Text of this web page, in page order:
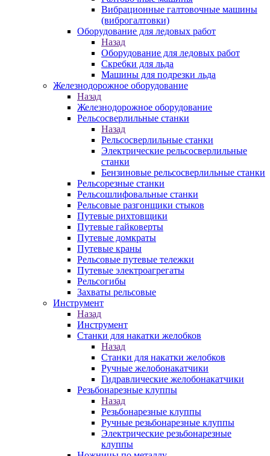
Вибрационные галтовочные машины
(виброгалтовки)
Оборудование для ледовых работ
Назад
Оборудование для ледовых работ
Скребки для льда
Машины для подрезки льда
Железнодорожное оборудование
Назад
Железнодорожное оборудование
Рельсосверлильные станки
Назад
Рельсосверлильные станки
Электрические рельсосверлильные
станки
Бензиновые рельсосверлильные станки
Рельсорезные станки
Рельсошлифовальные станки
Рельсовые разгонщики стыков
Путевые рихтовщики
Путевые гайковерты
Путевые домкраты
Путевые краны
Рельсовые путевые тележки
Путевые электроагрегаты
Рельсогибы
Захваты рельсовые
Инструмент
Назад
Инструмент
Станки для накатки желобков
Назад
Станки для накатки желобков
Ручные желобонакатчики
Гидравлические желобонакатчики
Резьбонарезные клуппы
Назад
Резьбонарезные клуппы
Ручные резьбонарезные клуппы
Электрические резьбонарезные
клуппы